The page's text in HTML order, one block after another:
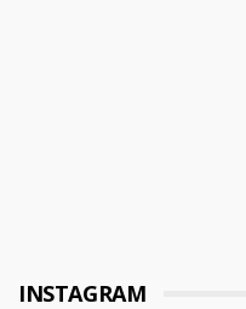
INSTAGRAM